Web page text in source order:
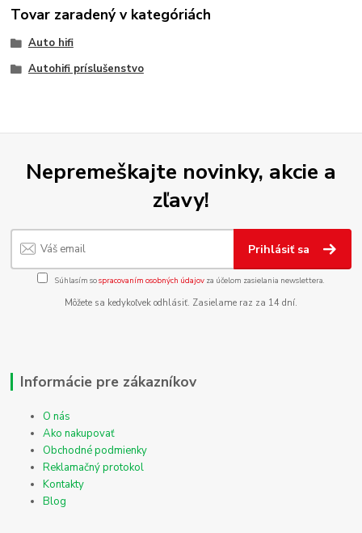
Tovar zaradený v kategóriách
Auto hifi
Autohifi príslušenstvo
Nepremeškajte novinky, akcie a
zľavy!
Prihlásiť sa
Súhlasím sospracovaním osobných údajov za účelom zasielania newslettera.
Môžete sa kedykoľvek odhlásiť. Zasielame raz za 14 dní.
Informácie pre zákazníkov
O nás
Ako nakupovať
Obchodné podmienky
Reklamačný protokol
Kontakty
Blog